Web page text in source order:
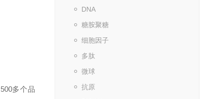
DNA
糖胺聚糖
细胞因子
多肽
微球
抗原
500多个品